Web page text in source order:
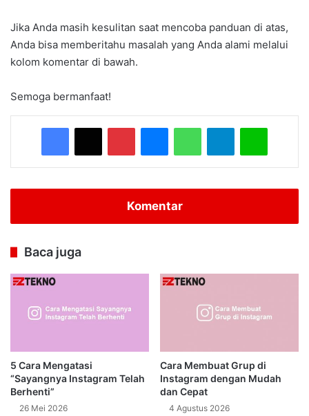
Jika Anda masih kesulitan saat mencoba panduan di atas,
Anda bisa memberitahu masalah yang Anda alami melalui
kolom komentar di bawah.
Semoga bermanfaat!
Facebook
X PinterestMessengerWhatsAppTelegramLine
Komentar
Baca juga
5 Cara Mengatasi
“Sayangnya Instagram Telah
Berhenti”
26 Mei 2026
Cara Membuat Grup di
Instagram dengan Mudah
dan Cepat
4 Agustus 2026